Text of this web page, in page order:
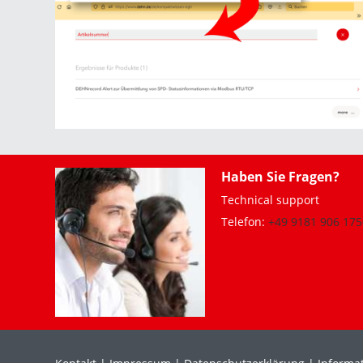
Haben Sie Fragen?
Technical support
Telefon: +49 9181 906